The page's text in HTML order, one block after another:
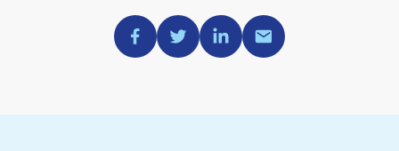
Dela via Facebook
Dela via Twitter
Dela via Linkedin
Dela via Mail